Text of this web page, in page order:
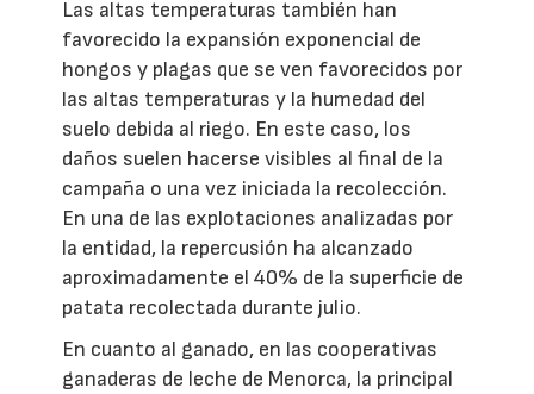
Las altas temperaturas también han
favorecido la expansión exponencial de
hongos y plagas que se ven favorecidos por
las altas temperaturas y la humedad del
suelo debida al riego. En este caso, los
daños suelen hacerse visibles al final de la
campaña o una vez iniciada la recolección.
En una de las explotaciones analizadas por
la entidad, la repercusión ha alcanzado
aproximadamente el 40% de la superficie de
patata recolectada durante julio.
En cuanto al ganado, en las cooperativas
ganaderas de leche de Menorca, la principal